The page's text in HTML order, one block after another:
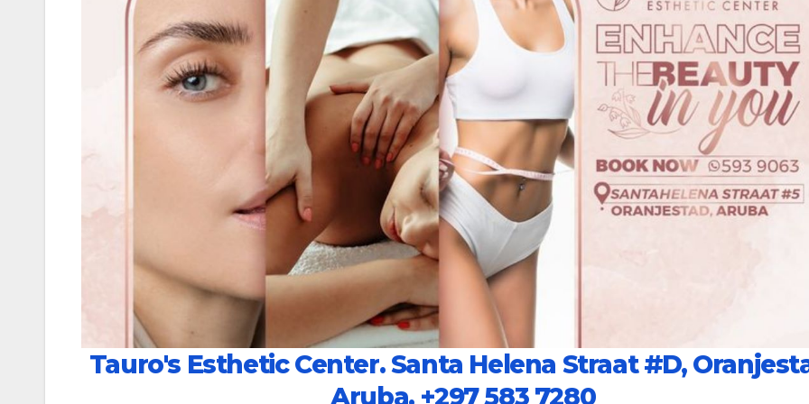
Tauro's Esthetic Center. Santa Helena Straat #D,
Aruba. +297 583 7280